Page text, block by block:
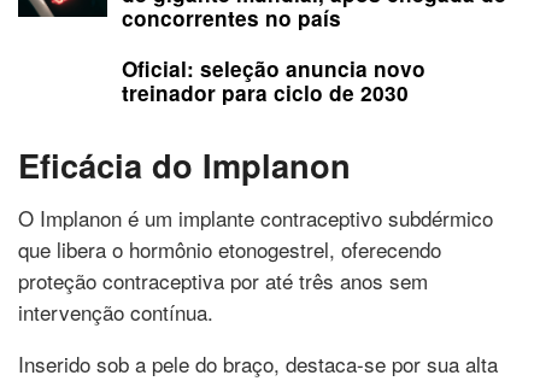
concorrentes no país
Oficial: seleção anuncia novo
treinador para ciclo de 2030
Eficácia do Implanon
O Implanon é um implante contraceptivo subdérmico
que libera o hormônio etonogestrel, oferecendo
proteção contraceptiva por até três anos sem
intervenção contínua.
Inserido sob a pele do braço, destaca-se por sua alta